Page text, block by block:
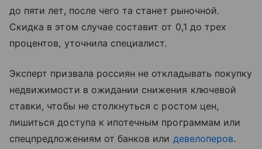
до пяти лет, после чего та станет рыночной.
Скидка в этом случае составит от 0,1 до трех
процентов, уточнила специалист.
Эксперт призвала россиян не откладывать покупку
недвижимости в ожидании снижения ключевой
ставки, чтобы не столкнуться с ростом цен,
лишиться доступа к ипотечным программам или
спецпредложениям от банков или девелоперов.